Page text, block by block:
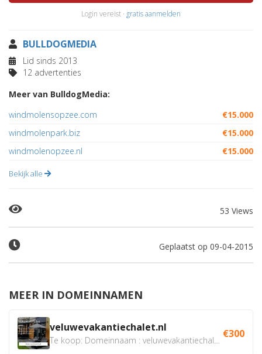
Login vereist · gratis aanmelden
BULLDOGMEDIA
Lid sinds 2013
12 advertenties
Meer van BulldogMedia:
windmolensopzee.com
€15.000
windmolenpark.biz
€15.000
windmolenopzee.nl
€15.000
Bekijk alle
53 Views
Geplaatst op 09-04-2015
MEER IN DOMEINNAMEN
veluwevakantiechalet.nl €300